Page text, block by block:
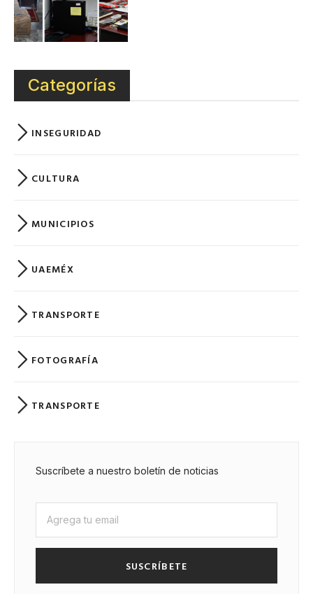
Categorías
INSEGURIDAD
CULTURA
MUNICIPIOS
UAEMÉX
TRANSPORTE
FOTOGRAFÍA
TRANSPORTE
Suscríbete a nuestro boletín de noticias
SUSCRÍBETE